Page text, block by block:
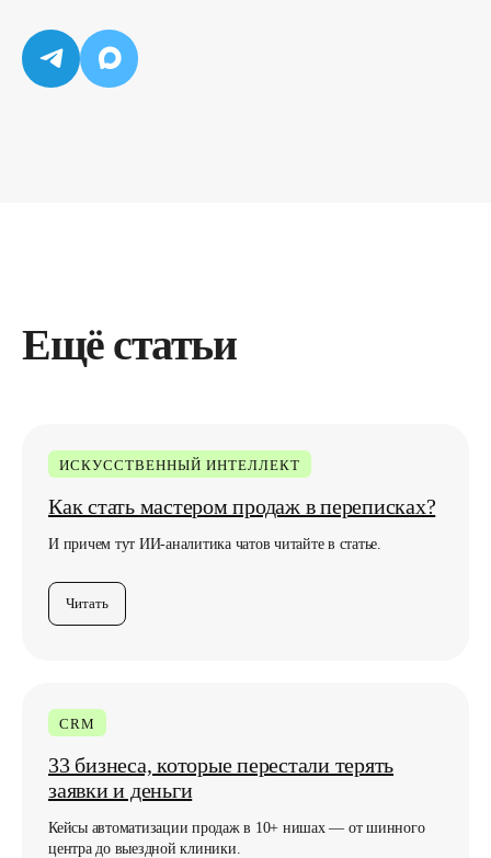
Ещё статьи
ИСКУССТВЕННЫЙ ИНТЕЛЛЕКТ
Как стать мастером продаж в переписках?
И причем тут ИИ-аналитика чатов читайте в статье.
Читать
CRM
33 бизнеса, которые перестали терять
заявки и деньги
Кейсы автоматизации продаж в 10+ нишах — от шинного
центра до выездной клиники.
подпишитесь по почте
Подписаться